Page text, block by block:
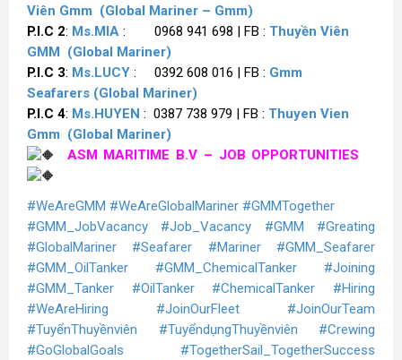
Viên Gmm (Global Mariner – Gmm)
P.I.C 2: Ms.MIA : 0968 941 698 | FB : Thuyền Viên
GMM (Global Mariner)
P.I.C 3: Ms.LUCY : 0392 608 016 | FB : Gmm
Seafarers (Global Mariner)
P.I.C 4: Ms.HUYEN : 0387 738 979 | FB : Thuyen Vien
Gmm (Global Mariner)
ASM MARITIME B.V – JOB OPPORTUNITIES
#WeAreGMM #WeAreGlobalMariner #GMMTogether
#GMM_JobVacancy
#Job_Vacancy #GMM
#Greating
#GlobalMariner
#Seafarer #Mariner
#GMM_Seafarer
#GMM_OilTanker
#GMM_ChemicalTanker
#Joining
#GMM_Tanker
#OilTanker #ChemicalTanker
#Hiring
#WeAreHiring
#JoinOurFleet
#JoinOurTeam
#TuyểnThuyềnviên
#TuyểndụngThuyềnviên
#Crewing
#GoGlobalGoals
#TogetherSail_TogetherSuccess